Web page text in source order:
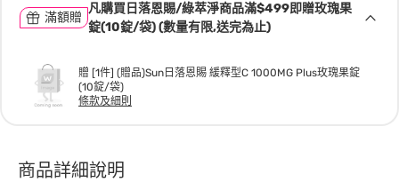
滿額贈
凡購買日落恩賜/綠萃淨商品滿$499即贈玫瑰果
錠(10錠/袋) (數量有限,送完為止)
贈 [1件] (贈品)Sun日落恩賜 緩釋型C 1000MG Plus玫瑰果錠
(10錠/袋)
條款及細則
商品詳細說明